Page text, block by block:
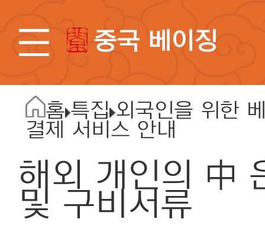
중국 베이징
홈 특집 외국인을 위한
결제 서비스 안내
해외 개인의 中
및 구비서류